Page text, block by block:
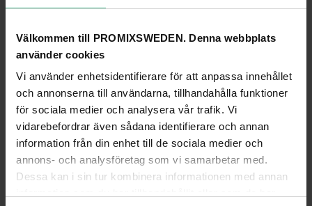
Välkommen till PROMIXSWEDEN. Denna webbplats
använder cookies
Vi använder enhetsidentifierare för att anpassa innehållet
och annonserna till användarna, tillhandahålla funktioner
för sociala medier och analysera vår trafik. Vi
vidarebefordrar även sådana identifierare och annan
information från din enhet till de sociala medier och
annons- och analysföretag som vi samarbetar med.
Dessa kan i sin tur kombinera informationen med annan
Control:
DMX
Preprogrammed
in:
LED PC-Control 512; Light Captain
Projection:
Flicker-free
Beam angle:
15° - 28°
Beam angle
(1/2 peak):
15 - 28°
Beam angle
(1/10 peak):
15 - 28°